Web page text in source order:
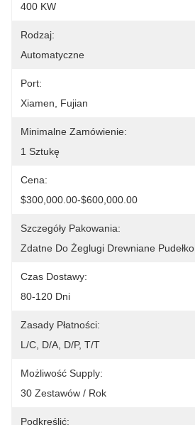
400 KW
Rodzaj:
Automatyczne
Port:
Xiamen, Fujian
Minimalne Zamówienie:
1 Sztukę
Cena:
$300,000.00-$600,000.00
Szczegóły Pakowania:
Zdatne Do Żeglugi Drewniane Pudełko
Czas Dostawy:
80-120 Dni
Zasady Płatności:
L/C, D/A, D/P, T/T
Możliwość Supply:
30 Zestawów / Rok
Podkreślić: